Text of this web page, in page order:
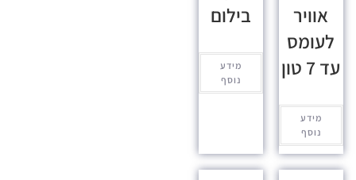
אוויר
לעומס
עד 7 טון
מידע
נוסף
בילום
מידע
נוסף